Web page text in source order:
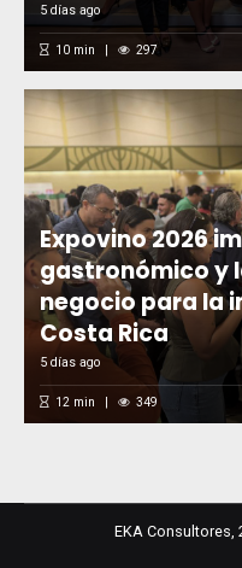
5 días ago
10min 297
Expovino 2026
gastronómico y
negocio para la
Costa Rica
5 días ago
12 min 349
EKA Consultores,